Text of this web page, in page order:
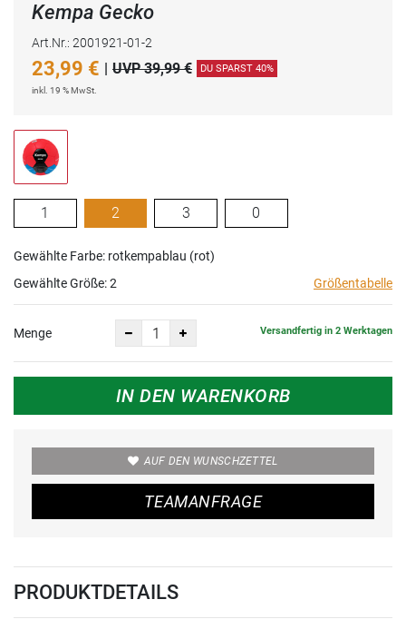
Kempa Gecko
Art.Nr.: 2001921-01-2
23,99 € | UVP 39,99 € DU SPARST 40%
inkl. 19 % MwSt.
1 2 3 0
Gewählte Farbe: rotkempablau (rot)
Gewählte Größe:2 Größentabelle
Menge Versandfertig in 2 Werktagen
IN DEN WARENKORB
AUF DEN WUNSCHZETTEL
TEAMANFRAGE
PRODUKTDETAILS